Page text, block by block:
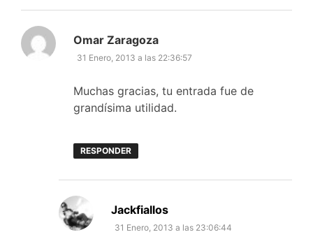
Omar Zaragoza
31 Enero, 2013 a las 22:36:57
Muchas gracias, tu entrada fue de
grandísima utilidad.
RESPONDER
Jackfiallos
31 Enero, 2013 a las 23:06:44